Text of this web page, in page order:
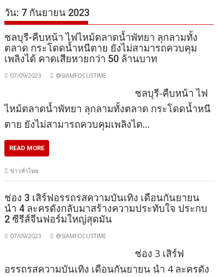
วัน: 7 กันยายน 2023
ชลบุรี-คืบหน้า ไฟไหม้ตลาดน้ำพัทยา ลุกลามทั้ง
ตลาด กระโดดน้ำหนีตาย ยังไม่สามารถควบคุม
เพลิงได้ คาดเสียหายกว่า 50 ล้านบาท
07/09/2023 @SIAMFOCUSTIME
ชลบุรี-คืบหน้า ไฟ
ไหม้ตลาดน้ำพัทยา ลุกลามทั้งตลาด กระโดดน้ำหนี
ตาย ยังไม่สามารถควบคุมเพลิงได…
READ MORE
ข่าวทั่วไทย
ช่อง 3 เสิร์ฟอรรถรสความบันเทิง เดือนกันยายน
นำ 4 ละครดังกลับมาสร้างความประทับใจ ประกบ
2 ซีรีส์จีนฟอร์มใหญ่สุดมัน
07/09/2023 @SIAMFOCUSTIME
ช่อง 3 เสิร์ฟ
อรรถรสความบันเทิง เดือนกันยายน นำ 4 ละครดัง